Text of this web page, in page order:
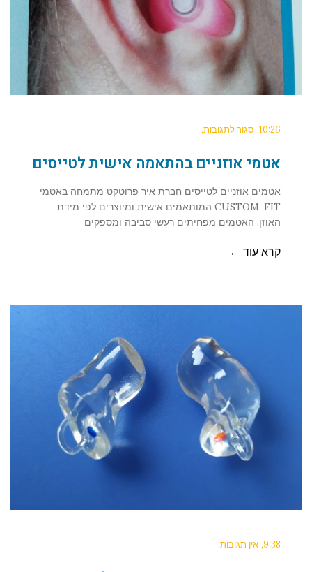
10:26 סגור לתגובות
אטמי אוזניים בהתאמה אישית לטייסים
אטמים אוזניים לטייסים חברת איר פרוטקט מתמחה באטמי
CUSTOM-FIT המותאמים אישית ומיוצרים לפי מידת
האוזן. האטמים מפחיתים רעשי סביבה ומספקים
קרא עוד ←
9:38 אין תגובות